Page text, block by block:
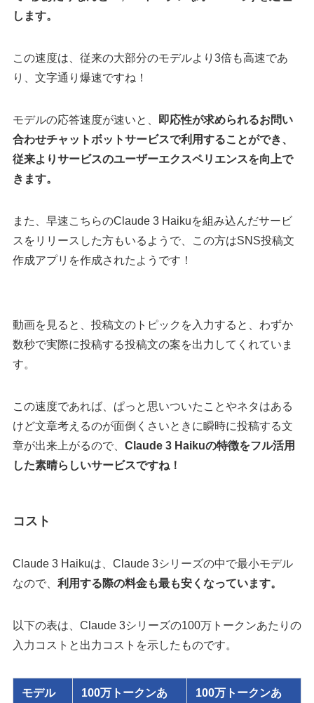
します。
この速度は、従来の大部分のモデルより3倍も高速であ
り、文字通り爆速ですね！
モデルの応答速度が速いと、
即応性が求められるお問い
合わせチャットボットサービスで利用することができ、
従来よりサービスのユーザーエクスペリエンスを向上で
きます。
また、早速こちらのClaude 3 Haikuを組み込んだサービ
スをリリースした方もいるようで、この方はSNS投稿文
作成アプリを作成されたようです！
動画を見ると、投稿文のトピックを入力すると、わずか
数秒で実際に投稿する投稿文の案を出力してくれていま
す。
この速度であれば、ぱっと思いついたことやネタはある
けど文章考えるのが面倒くさいときに瞬時に投稿する文
章が出来上がるので、 Claude 3 Haikuの特徴をフル活用
した素晴らしいサービスですね！
コスト
Claude 3 Haikuは、Claude 3シリーズの中で最小モデル
なので、 利用する際の料金も最も安くなっています。
以下の表は、Claude 3シリーズの100万トークンあたりの
入力コストと出力コストを示したものです。
モデル
100万トークンあ
100万トークンあ